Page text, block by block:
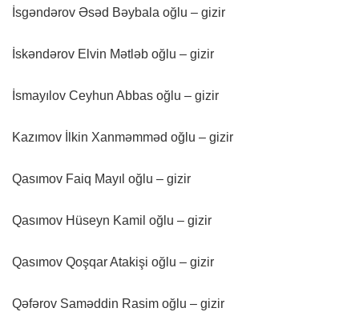
İsgəndərov Əsəd Bəybala oğlu – gizir
İskəndərov Elvin Mətləb oğlu – gizir
İsmayılov Ceyhun Abbas oğlu – gizir
Kazımov İlkin Xanməmməd oğlu – gizir
Qasımov Faiq Mayıl oğlu – gizir
Qasımov Hüseyn Kamil oğlu – gizir
Qasımov Qoşqar Atakişi oğlu – gizir
Qəfərov Saməddin Rasim oğlu – gizir